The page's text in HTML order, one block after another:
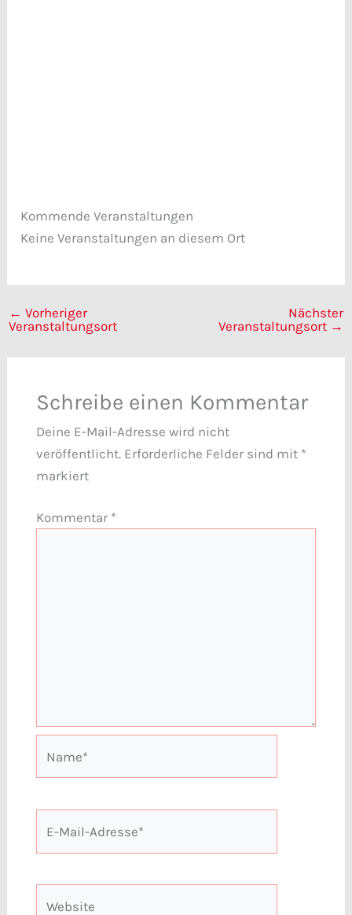
Kommende Veranstaltungen
Keine Veranstaltungen an diesem Ort
← Vorheriger
Veranstaltungsort
Nächster
Veranstaltungsort →
Schreibe einen Kommentar
Deine E-Mail-Adresse wird nicht
veröffentlicht. Erforderliche Felder sind mit *
markiert
Kommentar *